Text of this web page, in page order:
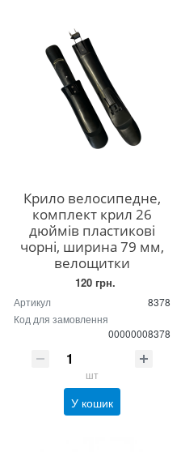
Крило велосипедне,
комплект крил 26
дюймів пластикові
чорні, ширина 79 мм,
велощитки
120 грн.
Артикул
8378
Код для замовлення
00000008378
шт
У кошик